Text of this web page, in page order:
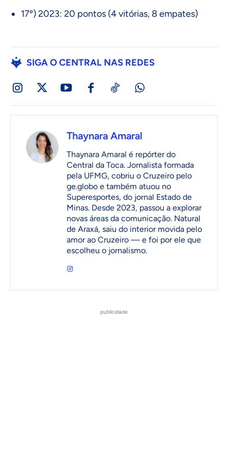
17º) 2023: 20 pontos (4 vitórias, 8 empates)
SIGA O CENTRAL NAS REDES
Thaynara Amaral
Thaynara Amaral é repórter do
Central da Toca. Jornalista formada
pela UFMG, cobriu o Cruzeiro pelo
ge.globo e também atuou no
Superesportes, do jornal Estado de
Minas. Desde 2023, passou a explorar
novas áreas da comunicação. Natural
de Araxá, saiu do interior movida pelo
amor ao Cruzeiro — e foi por ele que
escolheu o jornalismo.
publicidade